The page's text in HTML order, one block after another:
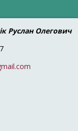
Руслан Олегович